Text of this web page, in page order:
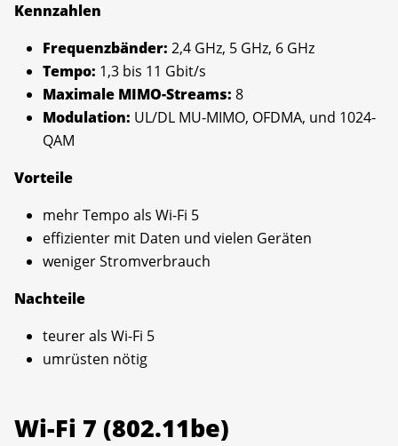
Kennzahlen
Frequenzbänder: 2,4 GHz, 5 GHz, 6 GHz
Tempo: 1,3 bis 11 Gbit/s
Maximale MIMO-Streams: 8
Modulation: UL/DL MU-MIMO, OFDMA, und 1024-
QAM
Vorteile
mehr Tempo als Wi-Fi 5
effizienter mit Daten und vielen Geräten
weniger Stromverbrauch
Nachteile
teurer als Wi-Fi 5
umrüsten nötig
Wi-Fi 7 (802.11be)